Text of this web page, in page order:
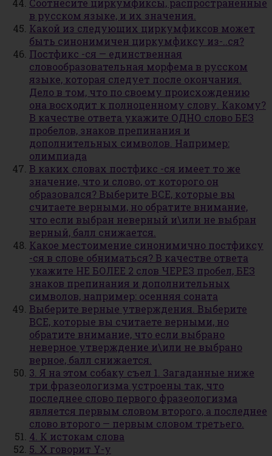
Соотнесите циркумфиксы, распространённые
в русском языке, и их значения.
Какой из следующих циркумфиксов может
быть синонимичен циркумфиксу из-..ся?
Постфикс -ся — единственная
словообразовательная морфема в русском
языке, которая следует после окончания.
Дело в том, что по своему происхождению
она восходит к полноценному слову. Какому?
В качестве ответа укажите ОДНО слово БЕЗ
пробелов, знаков препинания и
дополнительных символов. Например:
олимпиада
В каких словах постфикс -ся имеет то же
значение, что и слово, от которого он
образовался? Выберите ВСЕ, которые вы
считаете верными, но обратите внимание,
что если выбран неверный и\или не выбран
верный, балл снижается.
Какое местоимение синонимично постфиксу
-ся в слове обниматься? В качестве ответа
укажите НЕ БОЛЕЕ 2 слов ЧЕРЕЗ пробел, БЕЗ
знаков препинания и дополнительных
символов, например: осенняя соната
Выберите верные утверждения. Выберите
ВСЕ, которые вы считаете верными, но
обратите внимание, что если выбрано
неверное утверждение и\или не выбрано
верное, балл снижается.
3. Я на этом собаку съел 1. Загаданные ниже
три фразеологизма устроены так, что
последнее слово первого фразеологизма
является первым словом второго, а последнее
слово второго — первым словом третьего.
4. К истокам слова
5. X говорит Y-у